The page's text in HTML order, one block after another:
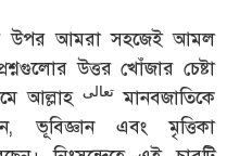
উপর আমরা সহজেই আমল
উত্তর খোঁজার চেষ্টা
আল্লাহ تعالىমানবজাতিকে
ভূবিজ্ঞান এবং মৃত্তিকা